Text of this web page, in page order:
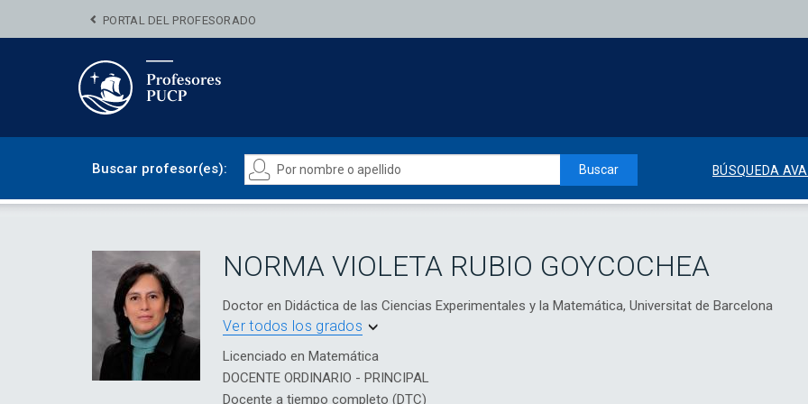
PORTAL DEL PROFESORADO
Buscar profesor(es): Buscar BÚSQUEDA
NORMA VIOLETA RUBIO GOYCOCHEA
Doctor en Didáctica de las Ciencias Experimentales y la Matemática, Universitat de Barcelona
Ver todos los grados
Licenciado en Matemática
DOCENTE ORDINARIO - PRINCIPAL
Docente a tiempo completo (DTC)